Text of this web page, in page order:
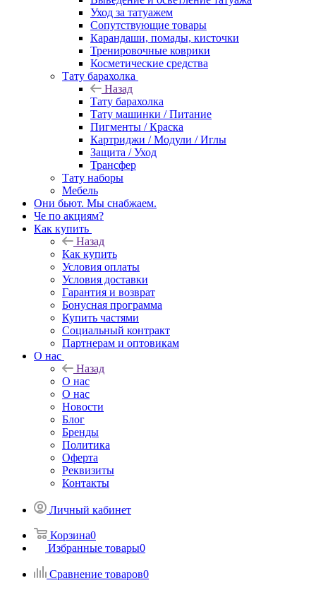
Уход за татуажем
Сопутствующие товары
Карандаши, помады, кисточки
Тренировочные коврики
Косметические средства
Тату барахолка
Назад
Тату барахолка
Тату машинки / Питание
Пигменты / Краска
Картриджи / Модули / Иглы
Защита / Уход
Трансфер
Тату наборы
Мебель
Они бьют. Мы снабжаем.
Че по акциям?
Как купить
Назад
Как купить
Условия оплаты
Условия доставки
Гарантия и возврат
Бонусная программа
Купить частями
Социальный контракт
Партнерам и оптовикам
О нас
Назад
О нас
О нас
Новости
Блог
Бренды
Политика
Оферта
Реквизиты
Контакты
Личный кабинет
Корзина0
Избранные товары0
Сравнение товаров0